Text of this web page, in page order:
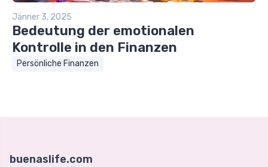
Jänner 3, 2025
Bedeutung der emotionalen
Kontrolle in den Finanzen
Persönliche Finanzen
buenaslife.com